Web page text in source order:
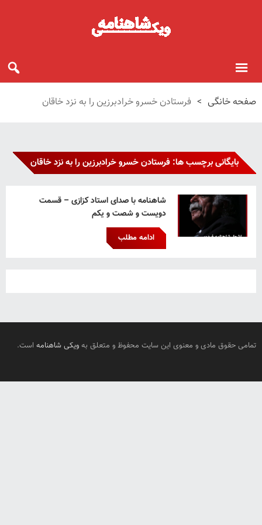
صفحه خانگی > فرستادن خسرو خرادبرزین را به نزد خاقان
بایگانی برچسب ها: فرستادن خسرو خرادبرزین را به نزد خاقان
شاهنامه با صدای استاد کزازی – قسمت
دویست و شصت و یکم
ادامه مطلب
تمامی حقوق مادی و معنوی این سایت محفوظ و متعلق به ویکی شاهنامه است.